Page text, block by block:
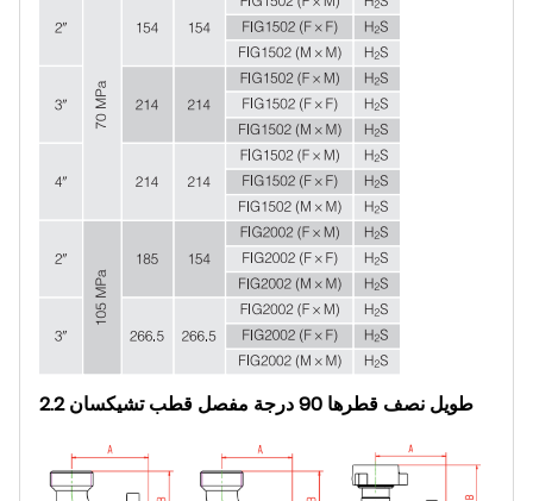
2.2 طويل نصف قطرها 90 درجة مفصل قطب تشيكسان